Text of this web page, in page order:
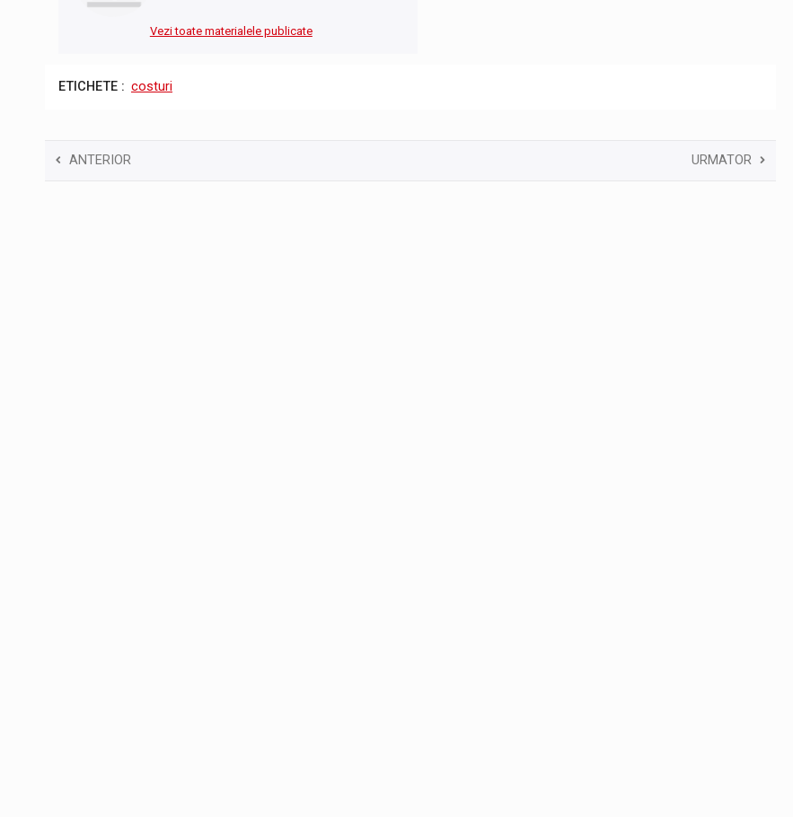
Vezi toate materialele publicate
ETICHETE : costuri
ANTERIOR URMATOR